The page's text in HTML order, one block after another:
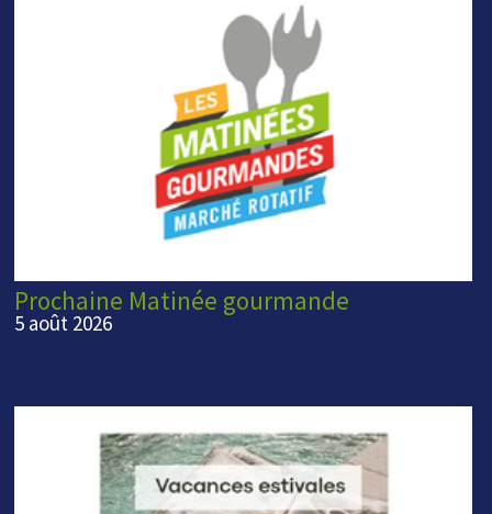
Prochaine Matinée gourmande
5 août 2026